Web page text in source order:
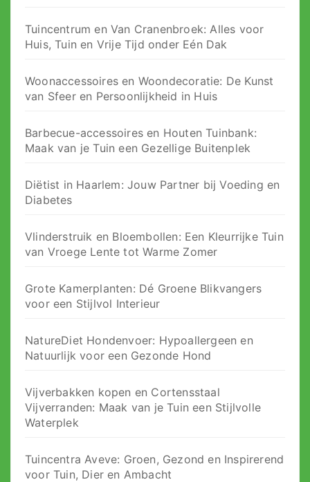
Tuincentrum en Van Cranenbroek: Alles voor
Huis, Tuin en Vrije Tijd onder Eén Dak
Woonaccessoires en Woondecoratie: De Kunst
van Sfeer en Persoonlijkheid in Huis
Barbecue-accessoires en Houten Tuinbank:
Maak van je Tuin een Gezellige Buitenplek
Diëtist in Haarlem: Jouw Partner bij Voeding en
Diabetes
Vlinderstruik en Bloembollen: Een Kleurrijke Tuin
van Vroege Lente tot Warme Zomer
Grote Kamerplanten: Dé Groene Blikvangers
voor een Stijlvol Interieur
NatureDiet Hondenvoer: Hypoallergeen en
Natuurlijk voor een Gezonde Hond
Vijverbakken kopen en Cortensstaal
Vijverranden: Maak van je Tuin een Stijlvolle
Waterplek
Tuincentra Aveve: Groen, Gezond en Inspirerend
voor Tuin, Dier en Ambacht